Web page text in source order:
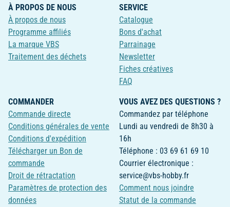
À PROPOS DE NOUS
À propos de nous
Programme affiliés
La marque VBS
Traitement des déchets
SERVICE
Catalogue
Bons d'achat
Parrainage
Newsletter
Fiches créatives
FAQ
COMMANDER
Commande directe
Conditions générales de vente
Conditions d'expédition
Télécharger un Bon de
commande
Droit de rétractation
Paramètres de protection des
données
VOUS AVEZ DES QUESTIONS ?
Commandez par téléphone
Lundi au vendredi de 8h30 à
16h
Téléphone : 03 69 61 69 10
Courrier électronique :
service@vbs-hobby.fr
Comment nous joindre
Statut de la commande